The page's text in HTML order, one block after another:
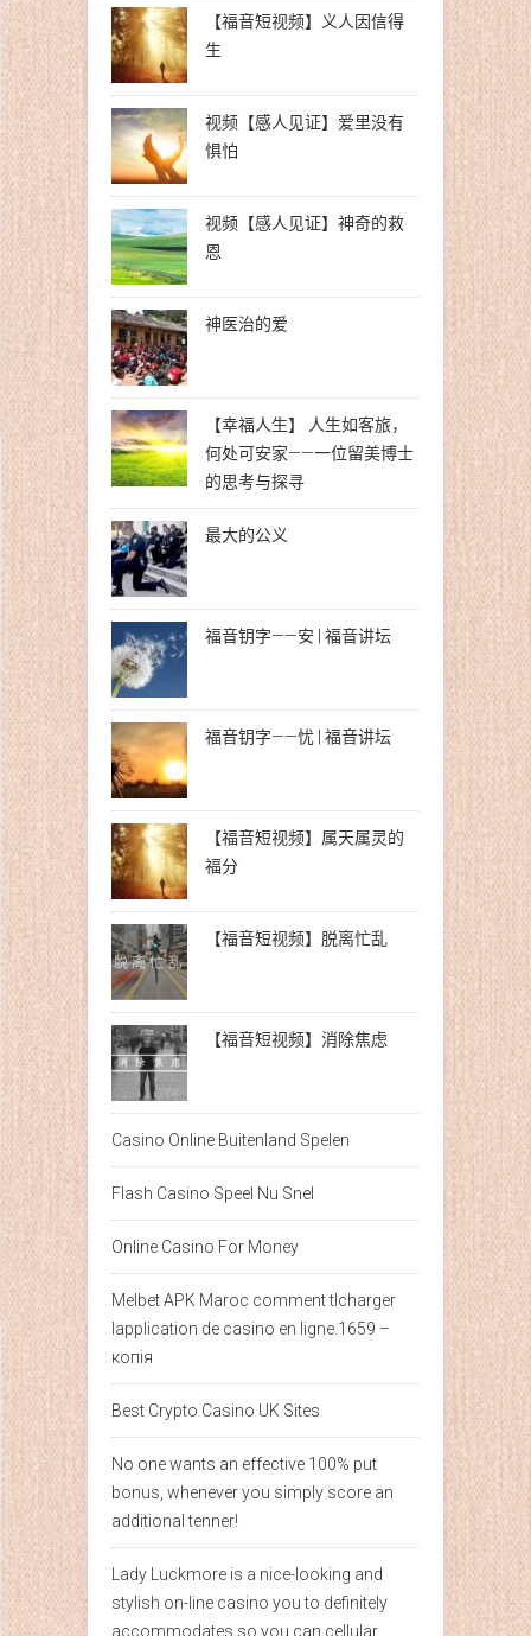
【福音短视频】义人因信得
生
视频【感人见证】爱里没有
惧怕
视频【感人见证】神奇的救
恩
神医治的爱
【幸福人生】 人生如客旅，
何处可安家——一位留美博士
的思考与探寻
最大的公义
福音钥字——安 | 福音讲坛
福音钥字——忧 | 福音讲坛
【福音短视频】属天属灵的
福分
【福音短视频】脱离忙乱
【福音短视频】消除焦虑
Casino Online Buitenland Spelen
Flash Casino Speel Nu Snel
Online Casino For Money
Melbet APK Maroc comment tlcharger
lapplication de casino en ligne.1659 –
копія
Best Crypto Casino UK Sites
No one wants an effective 100% put
bonus, whenever you simply score an
additional tenner!
Lady Luckmore is a nice-looking and
stylish on-line casino you to definitely
accommodates so you can cellular